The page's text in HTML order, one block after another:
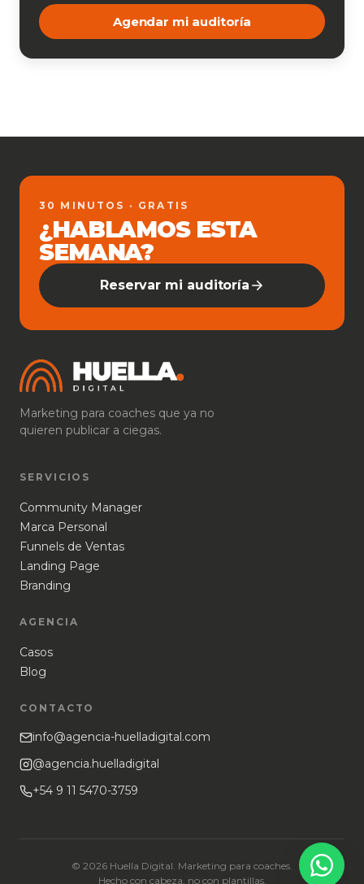
Agendar mi auditoría
30 MINUTOS · GRATIS
¿HABLAMOS ESTA
SEMANA?
Reservar mi auditoría
Marketing para coaches que ya no
quieren publicar a ciegas.
SERVICIOS
Community Manager
Marca Personal
Funnels de Ventas
Landing Page
Branding
AGENCIA
Casos
Blog
CONTACTO
info@agencia-huelladigital.com
@agencia.huelladigital
+54 9 11 5470-3759
© 2026 Huella Digital. Marketing para coaches.
Hecho con cabeza, no con plantillas.